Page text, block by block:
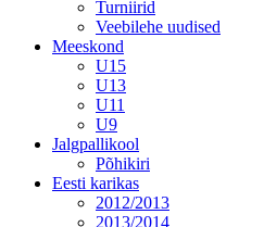
Turniirid
Veebilehe uudised
Meeskond
U15
U13
U11
U9
Jalgpallikool
Põhikiri
Eesti karikas
2012/2013
2013/2014